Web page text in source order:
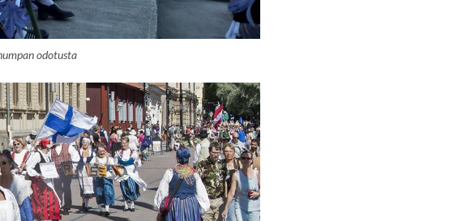
odotusta